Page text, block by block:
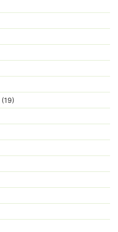
(19)